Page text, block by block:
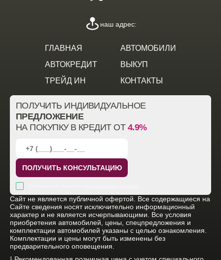
ГЛАВНАЯ
АВТОМОБИЛИ
АВТОКРЕДИТ
ВЫКУП
ТРЕЙД ИН
КОНТАКТЫ
наш адрес:
ПОЛУЧИТЬ ИНДИВИДУАЛЬНОЕ
ПРЕДЛОЖЕНИЕ
НА ПОКУПКУ В КРЕДИТ ОТ 4.9%
ПОЛУЧИТЬ КОНСУЛЬТАЦИЮ
Cайт не является публичной офертой. Все содержащиеся на
Сайте сведения носят исключительно информационный
характер и не является исчерпывающими. Все условия
приобретения автомобилей, цены, спецпредложения и
комплектации автомобилей указаны с целью ознакомления.
Комплектации и цены могут быть изменены без
предварительного оповещения.